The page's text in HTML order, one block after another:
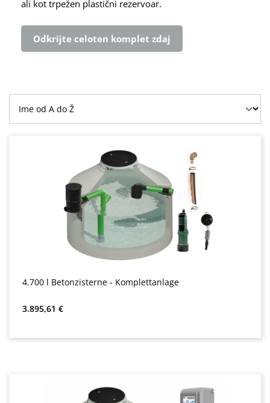
ali kot trpežen plastični rezervoar.
Odkrijte celoten komplet zdaj
4.700 l Betonzisterne - Komplettanlage
Redna cena:
3.895,61 €